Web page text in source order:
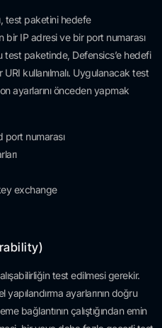
test paketini hedefe
IP adresi ve bir port numarası
paketinde, Defensics’e hedefi
kullanılmalı. Uygulanacak test
ayarlarını önceden yapmak
port numarası
exchange
test edilmesi gerekir.
ayarlarının doğru
bağlantının çalıştığından emin